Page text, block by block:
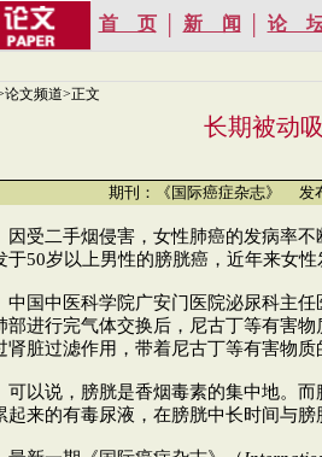
首 页 新 闻 论
论文频道>正文
长期被动
期刊：《国际癌症杂志》 发布
因受二手烟侵害，女性肺癌的发病率
于50岁以上男性的膀胱癌，近年来女
中国中医科学院广安门医院泌尿科主
部进行完气体交换后，尼古丁等有害
肾脏过滤作用，带着尼古丁等有害物
可以说，膀胱是香烟毒素的集中地。
起来的有毒尿液，在膀胱中长时间与